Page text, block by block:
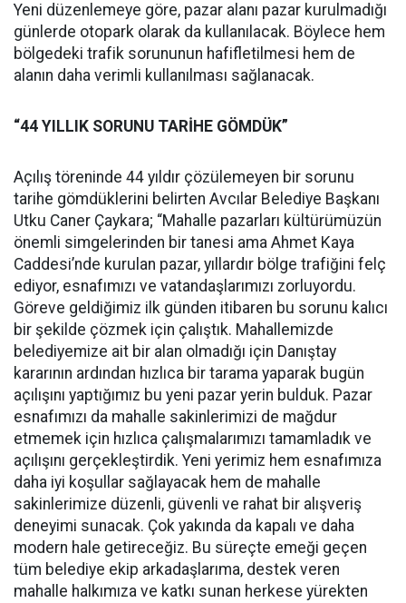
Yeni düzenlemeye göre, pazar alanı pazar kurulmadığı
günlerde otopark olarak da kullanılacak. Böylece hem
bölgedeki trafik sorununun hafifletilmesi hem de
alanın daha verimli kullanılması sağlanacak.
“44 YILLIK SORUNU TARİHE GÖMDÜK”
Açılış töreninde 44 yıldır çözülemeyen bir sorunu
tarihe gömdüklerini belirten Avcılar Belediye Başkanı
Utku Caner Çaykara; “Mahalle pazarları kültürümüzün
önemli simgelerinden bir tanesi ama Ahmet Kaya
Caddesi’nde kurulan pazar, yıllardır bölge trafiğini felç
ediyor, esnafımızı ve vatandaşlarımızı zorluyordu.
Göreve geldiğimiz ilk günden itibaren bu sorunu kalıcı
bir şekilde çözmek için çalıştık. Mahallemizde
belediyemize ait bir alan olmadığı için Danıştay
kararının ardından hızlıca bir tarama yaparak bugün
açılışını yaptığımız bu yeni pazar yerin bulduk. Pazar
esnafımızı da mahalle sakinlerimizi de mağdur
etmemek için hızlıca çalışmalarımızı tamamladık ve
açılışını gerçekleştirdik. Yeni yerimiz hem esnafımıza
daha iyi koşullar sağlayacak hem de mahalle
sakinlerimize düzenli, güvenli ve rahat bir alışveriş
deneyimi sunacak. Çok yakında da kapalı ve daha
modern hale getireceğiz. Bu süreçte emeği geçen
tüm belediye ekip arkadaşlarıma, destek veren
mahalle halkımıza ve katkı sunan herkese yürekten